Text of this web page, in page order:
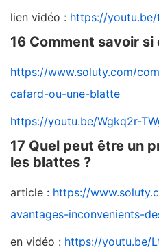
lien vidéo : https://
16 Comment savoir
https://www.soluty.com/
cafard-ou-une-blatte
https://youtu.be/Wgkq2r-
17 Quel peut être un
les blattes ?
article : https://
avantages-inconvenients-
en vidéo : https://youtu.be/